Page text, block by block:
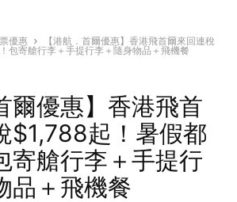
優惠
【港航．首爾優惠】香港飛首爾來回連稅
包寄艙行李＋手提行李＋隨身物品＋飛機餐
爾優惠】香港飛首
$1,788起！暑假都
寄艙行李＋手提行
品＋飛機餐